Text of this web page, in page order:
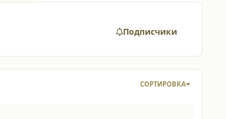
Подписчики
СОРТИРОВКА